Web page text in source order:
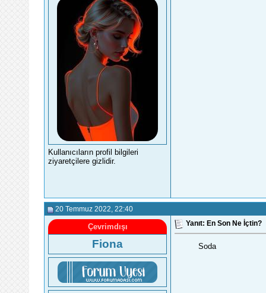
Kullanıcıların profil bilgileri
ziyaretçilere gizlidir.
20 Temmuz 2022 , 22:40
Çevrimdışı
Fiona
Yanıt: En Son Ne İçtin?
Soda